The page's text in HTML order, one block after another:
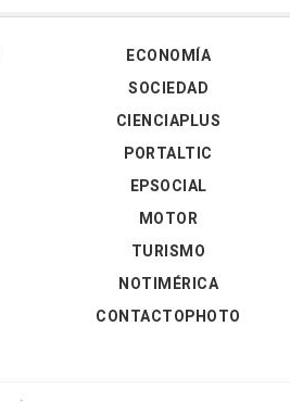
ECONOMÍA
SOCIEDAD
CIENCIAPLUS
PORTALTIC
EPSOCIAL
MOTOR
TURISMO
NOTIMÉRICA
CONTACTOPHOTO